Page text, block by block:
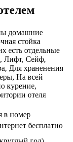
домашние
стойка
есть отдельные
Лифт, Сейф,
Для храненения
На всей
курение,
отеля
в номер
бесплатно